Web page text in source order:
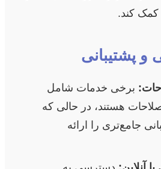
کمک کند.
برخی خدمات شامل
هستند، در حالی که
جامع‌تری را ارائه